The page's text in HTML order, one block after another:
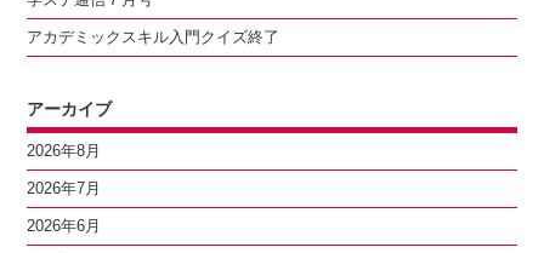
アカデミックスキル入門クイズ終了
アーカイブ
2026年8月
2026年7月
2026年6月